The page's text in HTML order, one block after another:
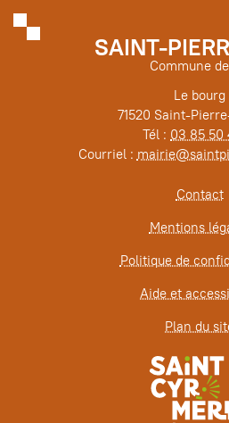
SAINT-
Commune
Le bourg
71520 Saint-
Tél : 03 85 50
Courriel :
Contact
Mentions
Politique de
Aide et
Plan du